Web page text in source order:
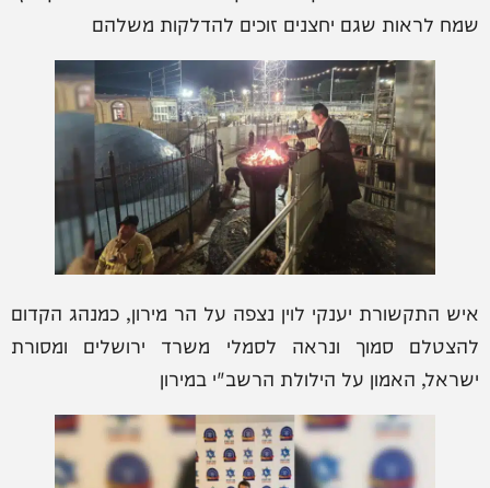
שמח לראות שגם יחצנים זוכים להדלקות משלהם
איש התקשורת יענקי לוין נצפה על הר מירון, כמנהג הקדום
להצטלם סמוך ונראה לסמלי משרד ירושלים ומסורת
ישראל, האמון על הילולת הרשב"י במירון